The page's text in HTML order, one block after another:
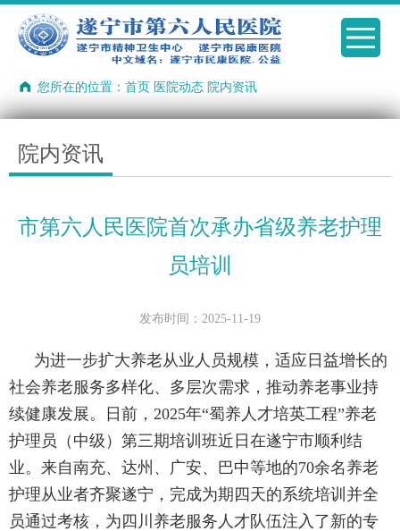
您所在的位置：首页 医院动态 院内资讯
院内资讯
市第六人民医院首次承办省级养老护理
员培训
发布时间：2025-11-19
为进一步扩大养老从业人员规模，适应日益增长的
社会养老服务多样化、多层次需求，推动养老事业持
续健康发展。日前，2025年“蜀养人才培英工程”养老
护理员（中级）第三期培训班近日在遂宁市顺利结
业。来自南充、达州、广安、巴中等地的70余名养老
护理从业者齐聚遂宁，完成为期四天的系统培训并全
员通过考核，为四川养老服务人才队伍注入了新的专